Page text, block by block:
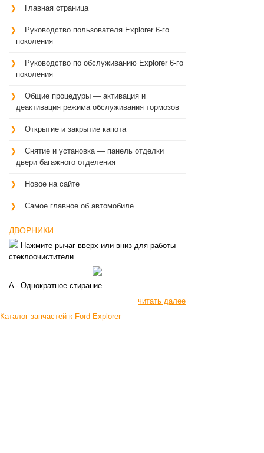
Главная страница
Руководство пользователя Explorer 6-го
поколения
Руководство по обслуживанию Explorer 6-го
поколения
Общие процедуры — активация и
деактивация режима обслуживания тормозов
Открытие и закрытие капота
Снятие и установка — панель отделки
двери багажного отделения
Новое на сайте
Самое главное об автомобиле
ДВОРНИКИ
Нажмите рычаг вверх или вниз для работы
стеклоочистители.
A - Однократное стирание.
читать далее
Каталог запчастей к Ford Explorer